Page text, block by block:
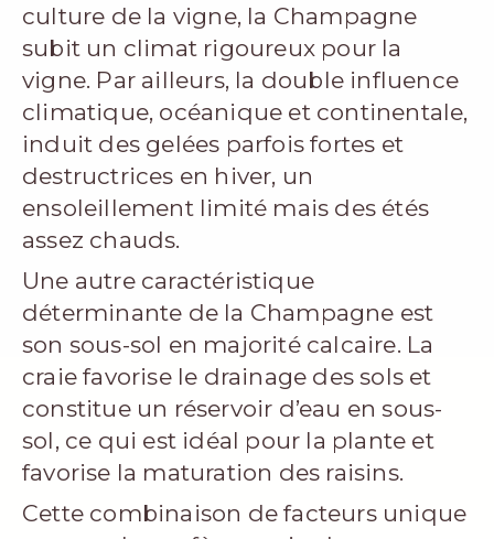
culture de la vigne, la Champagne
subit un climat rigoureux pour la
vigne. Par ailleurs, la double influence
climatique, océanique et continentale,
induit des gelées parfois fortes et
destructrices en hiver, un
ensoleillement limité mais des étés
assez chauds.
Une autre caractéristique
déterminante de la Champagne est
son sous-sol en majorité calcaire. La
craie favorise le drainage des sols et
constitue un réservoir d’eau en sous-
sol, ce qui est idéal pour la plante et
favorise la maturation des raisins.
Cette combinaison de facteurs unique